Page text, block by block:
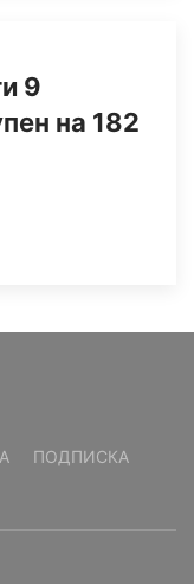
9
на 182
ПОДПИСКА